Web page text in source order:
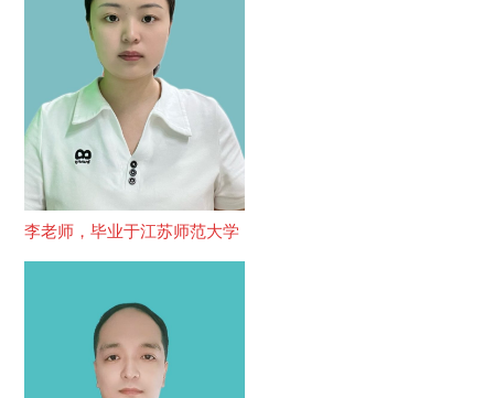
李老师，毕业于江苏师范大学